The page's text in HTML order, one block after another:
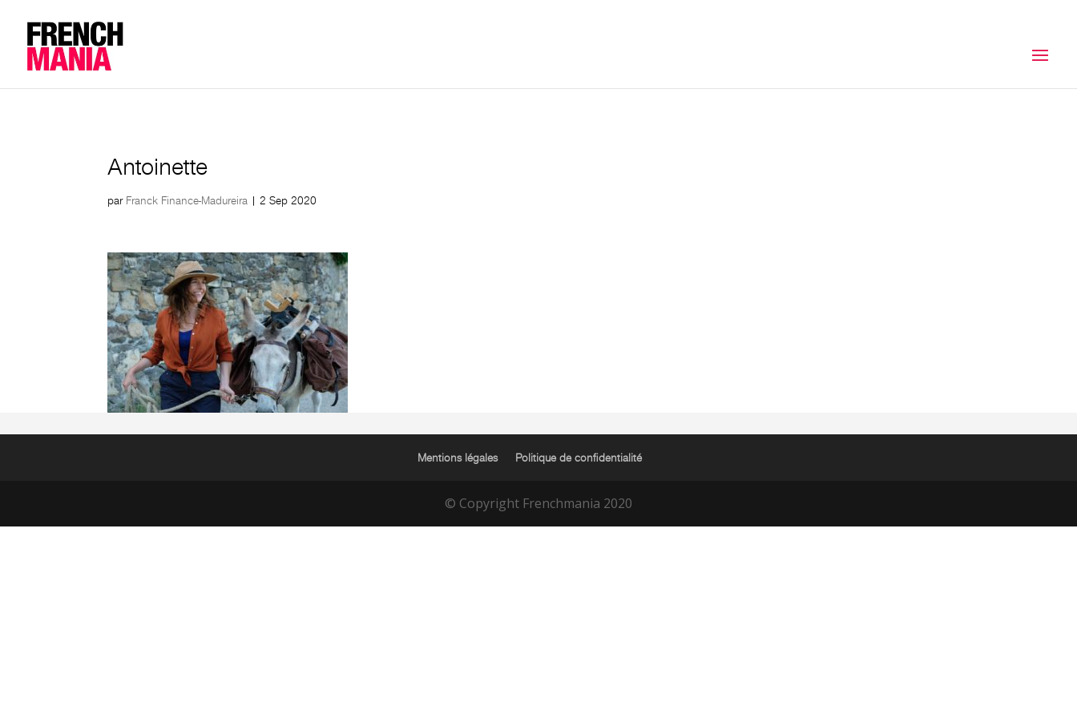
Antoinette
par Franck Finance-Madureira |2 Sep 2020
Mentions légales Politique de confidentialité
© Copyright Frenchmania 2020